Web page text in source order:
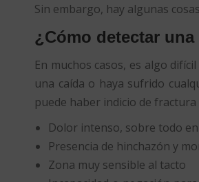
Sin embargo, hay algunas
¿Cómo detectar
En muchos casos, es algo
una caída o haya sufrido
puede haber indicio de fractura
Dolor intenso, sobre todo
Presencia de hinchazón y
Zona muy sensible al tacto